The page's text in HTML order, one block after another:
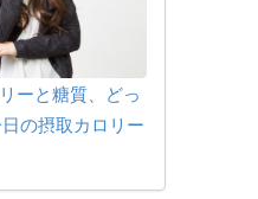
ーと糖質、どっ
の摂取カロリー